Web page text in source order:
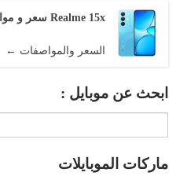
Realme 15x سعر و مواصفات / عيوب و مميزات
السعر والمواصفات ←
ابحث عن موبايل :
ماركات الموبايلات